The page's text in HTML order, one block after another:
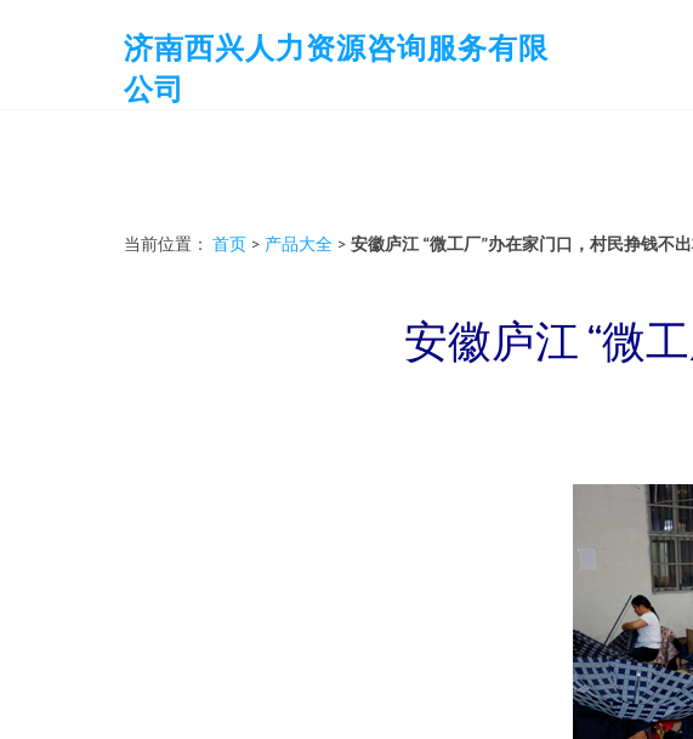
济南西兴人力资源咨询服务有限
公司
当前位置： 首页 > 产品大全 > 安徽庐江 “微工厂”办在家门口，村民挣钱不
安徽庐江 “微